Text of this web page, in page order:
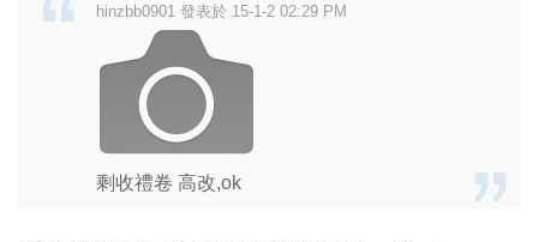
hinzbb0901 發表於 15-1-2 02:29 PM
剩收禮卷 高改,ok